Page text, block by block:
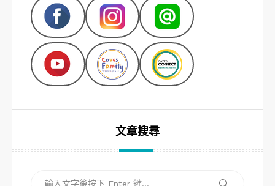
文章搜尋